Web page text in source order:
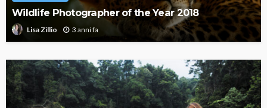
Wildlife Photographer of the Year 2018
Lisa Zillio 3 anni fa